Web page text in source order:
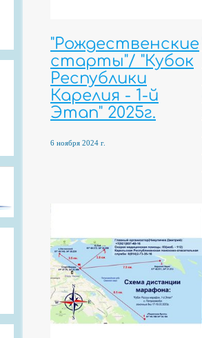
"Рождественские
старты"/ "Кубок
Республики
Карелия - 1-й
Этап" 2025г.
6 ноября 2024 г.